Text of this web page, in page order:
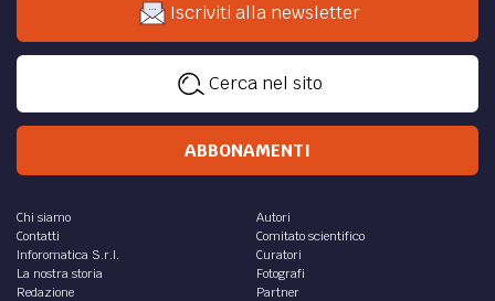
Iscriviti alla newsletter
Cerca nel sito
ABBONAMENTI
Chi siamo
Contatti
Inforomatica S.r.l.
La nostra storia
Redazione
Autori
Comitato scientifico
Curatori
Fotografi
Partner